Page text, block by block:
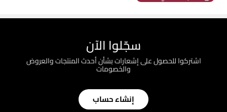
سجّلوا الآن
اشتركوا للحصول على إشعارات بشأن أحدث المنتجات والعروض
والخصومات
إنشاء حساب